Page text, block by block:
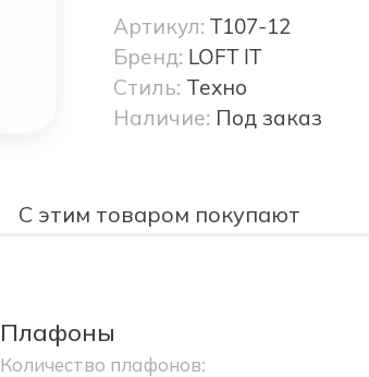
Артикул: T107-12
Бренд: LOFT IT
Стиль: Техно
Наличие: Под заказ
С этим товаром покупают
Плафоны
Количество плафонов: